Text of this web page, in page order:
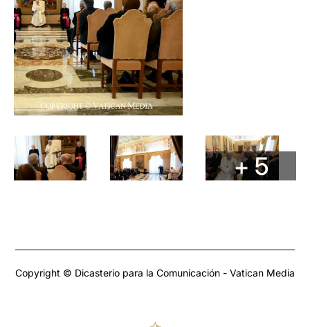
+ 5
Copyright © Dicasterio para la Comunicación - Vatican Media